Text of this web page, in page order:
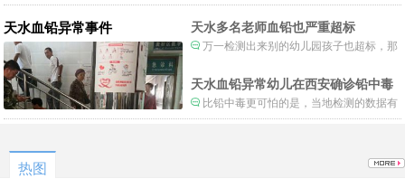
形体和状态已经畸形了，得尽快送医。
天水血铅异常事件 天水多名老师血铅也严重超标
万一检测出来别的幼儿园孩子也超标，那
天水血铅异常幼儿在西安确诊铅中毒
比铅中毒更可怕的是，当地检测的数据有
可能被造假。
热图